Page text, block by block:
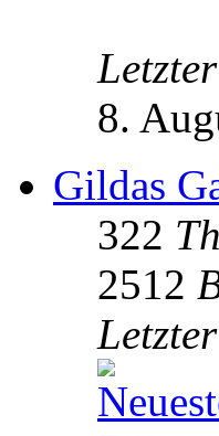
8.
Gildas
322
2512